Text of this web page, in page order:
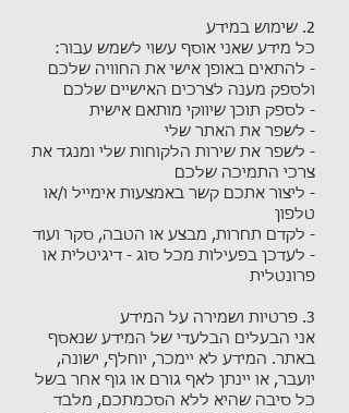
2. שימוש במידע​
כל מידע שאני אוסף עשוי לשמש עבור:
- להתאים באופן אישי את החוויה שלכם
ולספק מענה לצרכים האישיים שלכם
- לספק תוכן שיווקי מותאם אישית
- לשפר את האתר שלי
- לשפר את שירות הלקוחות שלי ומנגד את
צרכי התמיכה שלכם
- ליצור אתכם קשר באמצעות אימייל ו/או
טלפון
- לקדם תחרות, מבצע או הטבה, סקר ועוד
- לעדכן בפעילות מכל סוג - דיגיטלית או
פרונטלית
3. פרטיות ושמירה על המידע​
אני הבעלים הבלעדי של המידע שנאסף
באתר. המידע לא יימכר, יוחלף, ישונה,
יועבר, או יינתן לאף גורם או גוף אחר בשל
כל סיבה שהיא ללא הסכמתכם, מלבד